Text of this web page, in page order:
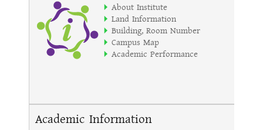
About Institute
Land Information
Building, Room Number
Campus Map
Academic Performance
Academic Information